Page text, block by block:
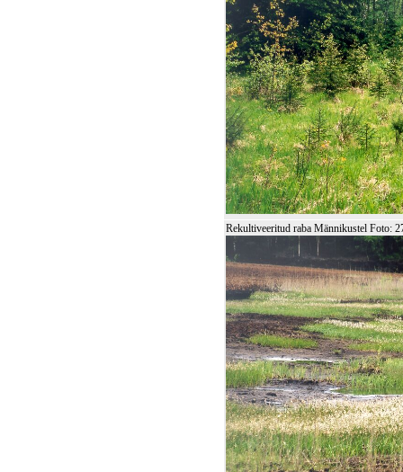
Rekultiveeritud raba Männikustel Foto: